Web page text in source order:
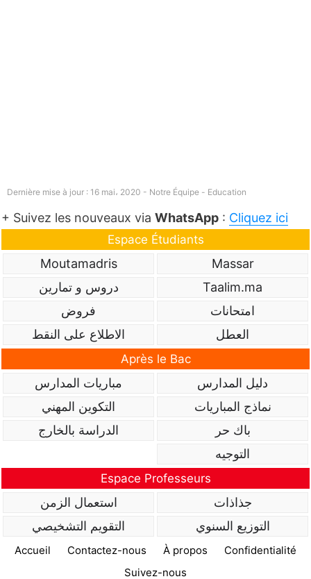
Dernière mise à jour : 16 mai، 2020 - Notre Équipe - Education
+ Suivez les nouveaux via WhatsApp : Cliquez ici
Espace Étudiants
Massar
Moutamadris
Taalim.ma
دروس و تمارين
امتحانات
فروض
العطل
الاطلاع على النقط
Après le Bac
دليل المدارس
مباريات المدارس
نماذج المباريات
التكوين المهني
باك حر
الدراسة بالخارج
التوجيه
Espace Professeurs
جذاذات
استعمال الزمن
التوزيع السنوي
التقويم التشخيصي
Accueil Contactez-nous À propos
Confidentialité
Suivez-nous